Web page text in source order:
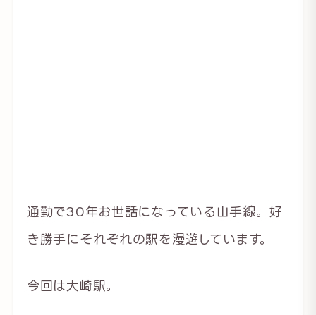
通勤で30年お世話になっている山手線。好
き勝手にそれぞれの駅を漫遊しています。
今回は大崎駅。